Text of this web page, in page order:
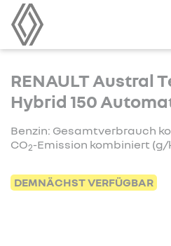
RENAULT Austral
Hybrid 150
Benzin: Gesamtverbrauch
CO2-Emission kombiniert (g/
DEMNÄCHST VERFÜGBAR